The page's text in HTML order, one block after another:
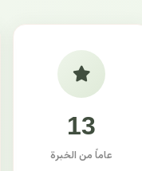
13
عاماً من الخبرة